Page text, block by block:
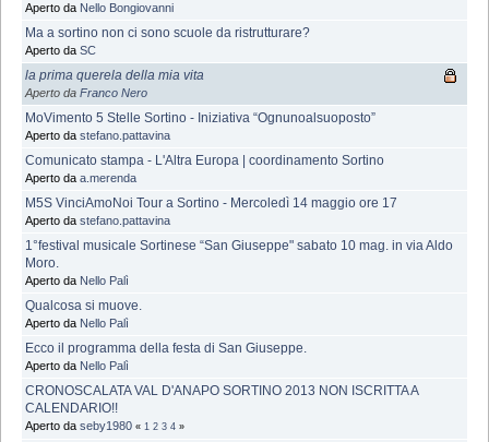
Aperto da Nello Bongiovanni
Ma a sortino non ci sono scuole da ristrutturare?
Aperto da SC
la prima querela della mia vita
Aperto da Franco Nero
MoVimento 5 Stelle Sortino - Iniziativa “Ognunoalsuoposto”
Aperto da stefano.pattavina
Comunicato stampa - L'Altra Europa | coordinamento Sortino
Aperto da a.merenda
M5S VinciAmoNoi Tour a Sortino - Mercoledì 14 maggio ore 17
Aperto da stefano.pattavina
1°festival musicale Sortinese “San Giuseppe" sabato 10 mag. in via Aldo
Moro.
Aperto da Nello Palì
Qualcosa si muove.
Aperto da Nello Palì
Ecco il programma della festa di San Giuseppe.
Aperto da Nello Palì
CRONOSCALATA VAL D'ANAPO SORTINO 2013 NON ISCRITTA A
CALENDARIO!!
Aperto da seby1980 « 1 2 3 4 »